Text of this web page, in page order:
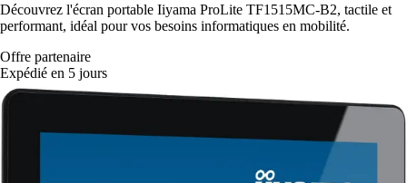
Découvrez l'écran portable Iiyama ProLite TF1515MC-B2, tactile et
performant, idéal pour vos besoins informatiques en mobilité.
Offre partenaire
Expédié en 5 jours